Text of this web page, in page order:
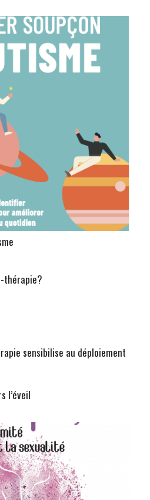
thérapie?
sensibilise au déploiement
l’éveil